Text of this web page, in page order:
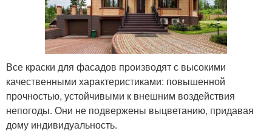
Все краски для фасадов производят с высокими
качественными характеристиками: повышенной
прочностью, устойчивыми к внешним воздействия
непогоды. Они не подвержены выцветанию, придавая
дому индивидуальность.